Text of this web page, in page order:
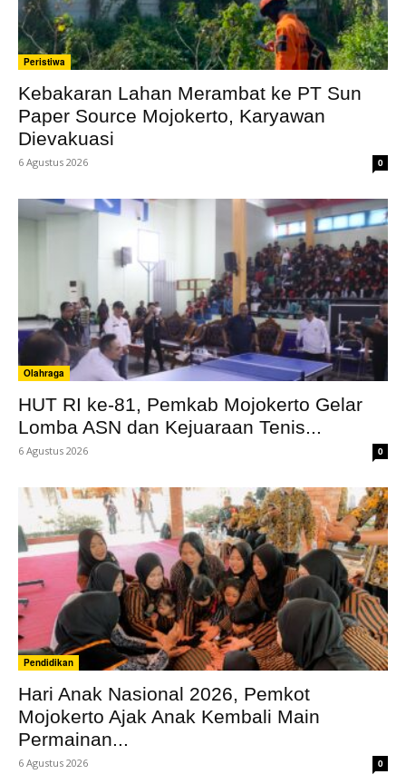
Peristiwa
Kebakaran Lahan Merambat ke PT Sun
Paper Source Mojokerto, Karyawan
Dievakuasi
6 Agustus 2026 0
Olahraga
HUT RI ke-81, Pemkab Mojokerto Gelar
Lomba ASN dan Kejuaraan Tenis...
6 Agustus 2026 0
Pendidikan
Hari Anak Nasional 2026, Pemkot
Mojokerto Ajak Anak Kembali Main
Permainan...
6 Agustus 2026 0